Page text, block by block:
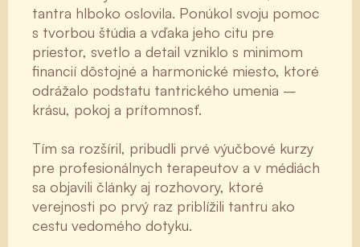
tantra hlboko oslovila. Ponúkol svoju pomoc
s tvorbou štúdia a vďaka jeho citu pre
priestor, svetlo a detail vzniklo s minimom
financií dôstojné a harmonické miesto, ktoré
odrážalo podstatu tantrického umenia –
krásu, pokoj a prítomnosť.
Tím sa rozšíril, pribudli prvé výučbové kurzy
pre profesionálnych terapeutov a v médiách
sa objavili články aj rozhovory, ktoré
verejnosti po prvý raz priblížili tantru ako
cestu vedomého dotyku.